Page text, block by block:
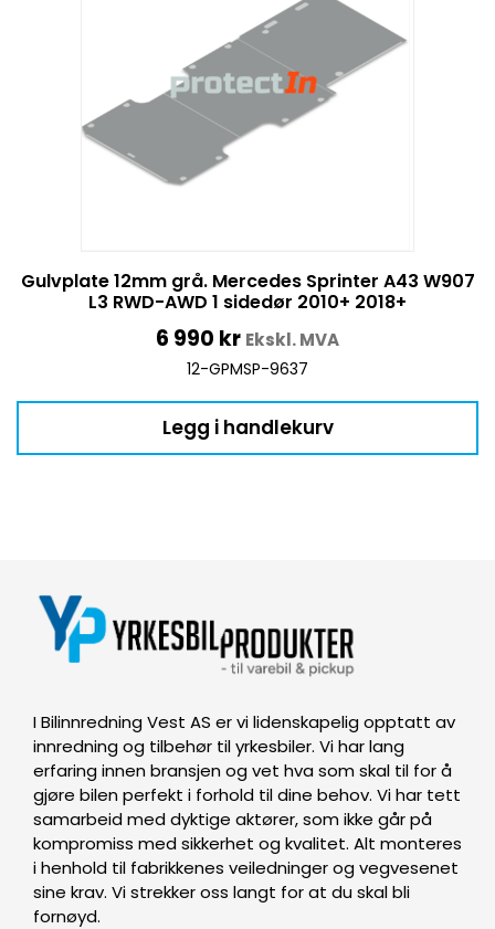
Gulvplate 12mm grå. Mercedes Sprinter A43 W907
L3 RWD-AWD 1 sidedør 2010+ 2018+
6 990 kr Ekskl. MVA
12-GPMSP-9637
Legg i handlekurv
I Bilinnredning Vest AS er vi lidenskapelig opptatt av
innredning og tilbehør til yrkesbiler. Vi har lang
erfaring innen bransjen og vet hva som skal til for å
gjøre bilen perfekt i forhold til dine behov. Vi har tett
samarbeid med dyktige aktører, som ikke går på
kompromiss med sikkerhet og kvalitet. Alt monteres
i henhold til fabrikkenes veiledninger og vegvesenet
sine krav. Vi strekker oss langt for at du skal bli
fornøyd.